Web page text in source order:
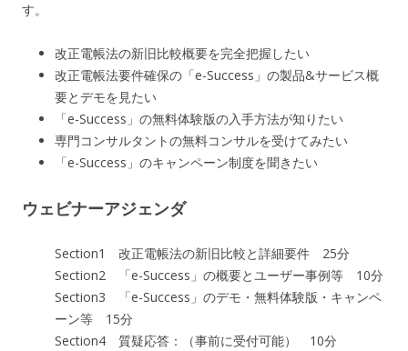
す。
改正電帳法の新旧比較概要を完全把握したい
改正電帳法要件確保の「e-Success」の製品&サービス概
要とデモを見たい
「e-Success」の無料体験版の入手方法が知りたい
専門コンサルタントの無料コンサルを受けてみたい
「e-Success」のキャンペーン制度を聞きたい
ウェビナーアジェンダ
Section1 改正電帳法の新旧比較と詳細要件 25分
Section2 「e-Success」の概要とユーザー事例等 10分
Section3 「e-Success」のデモ・無料体験版・キャンペ
ーン等 15分
Section4 質疑応答：（事前に受付可能） 10分